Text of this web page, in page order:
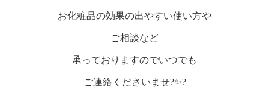
お化粧品の効果の出やすい使い方や
ご相談など
承っておりますのでいつでも
ご連絡くださいませ?✨?